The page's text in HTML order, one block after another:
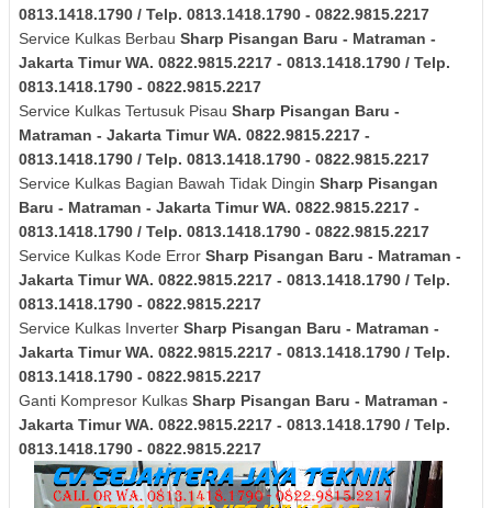
0813.1418.1790 / Telp. 0813.1418.1790 - 0822.9815.2217
Service Kulkas Berbau Sharp Pisangan Baru - Matraman -
Jakarta TimurWA. 0822.9815.2217 - 0813.1418.1790 / Telp.
0813.1418.1790 - 0822.9815.2217
Service Kulkas Tertusuk Pisau Sharp Pisangan Baru -
Matraman - Jakarta TimurWA. 0822.9815.2217 -
0813.1418.1790 / Telp. 0813.1418.1790 - 0822.9815.2217
Service Kulkas Bagian Bawah Tidak Dingin Sharp Pisangan
Baru - Matraman - Jakarta TimurWA. 0822.9815.2217 -
0813.1418.1790 / Telp. 0813.1418.1790 - 0822.9815.2217
Service Kulkas Kode Error Sharp Pisangan Baru - Matraman -
Jakarta TimurWA. 0822.9815.2217 - 0813.1418.1790 / Telp.
0813.1418.1790 - 0822.9815.2217
Service Kulkas Inverter Sharp Pisangan Baru - Matraman -
Jakarta TimurWA. 0822.9815.2217 - 0813.1418.1790 / Telp.
0813.1418.1790 - 0822.9815.2217
Ganti Kompresor Kulkas Sharp Pisangan Baru - Matraman -
Jakarta TimurWA. 0822.9815.2217 - 0813.1418.1790 / Telp.
0813.1418.1790 - 0822.9815.2217